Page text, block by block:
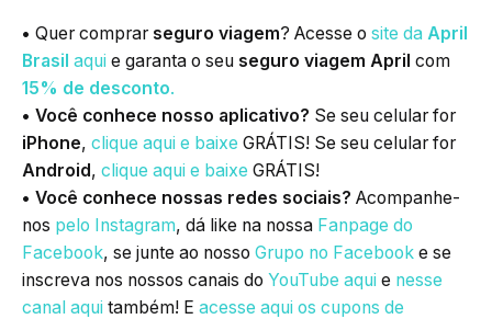
• Quer comprar seguro viagem? Acesse o site da April
Brasil aqui e garanta o seu seguro viagem April com
15% de desconto.
• Você conhece nosso aplicativo? Se seu celular for
iPhone, clique aqui e baixe GRÁTIS! Se seu celular for
Android, clique aqui e baixe GRÁTIS!
• Você conhece nossas redes sociais? Acompanhe-
nos pelo Instagram, dá like na nossa Fanpage do
Facebook, se junte ao nosso Grupo no Facebook e se
inscreva nos nossos canais do YouTube aqui e nesse
canal aqui também! E acesse aqui os cupons de